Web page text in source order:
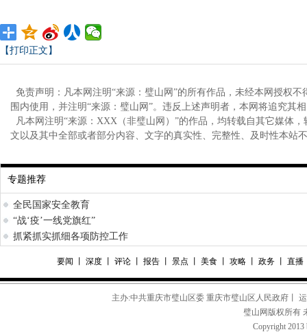
【打印正文】
免责声明：凡本网注明“来源：璧山网”的所有作品，未经本网授权
围内使用，并注明“来源：璧山网”。违反上述声明者，本网将追究其
凡本网注明“来源：XXX（非璧山网）”的作品，均转载自其它媒体
文以及其中全部或者部分内容、文字的真实性、完整性、及时性本站
专题推荐
全民国家安全教育
“战‘疫’一线党旗红”
抓紧抓实抓细各项防控工作
要闻 深度 评论 报告 景点 美食 攻略 政务 直播
主办:中共重庆市璧山区委 重庆市璧山区人民政府丨
璧山网版权所有
Copyright